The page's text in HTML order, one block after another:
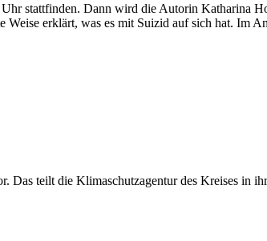
stattfinden. Dann wird die Autorin Katharina
erklärt, was es mit Suizid auf sich hat. Im
Das teilt die Klimaschutzagentur des Kreises in